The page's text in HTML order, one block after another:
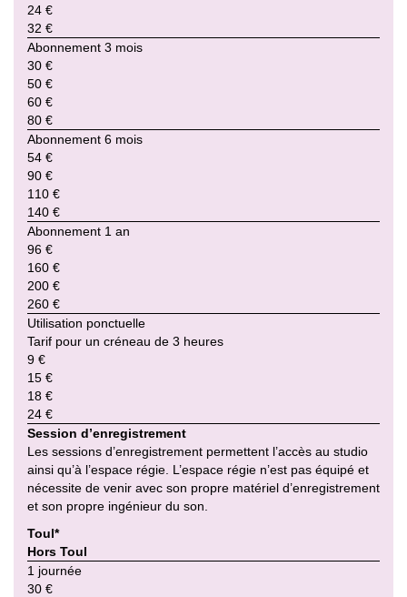
24 €
32 €
Abonnement 3 mois
30 €
50 €
60 €
80 €
Abonnement 6 mois
54 €
90 €
110 €
140 €
Abonnement 1 an
96 €
160 €
200 €
260 €
Utilisation ponctuelle
Tarif pour un créneau de 3 heures
9 €
15 €
18 €
24 €
Session d’enregistrement
Les sessions d’enregistrement permettent l’accès au studio
ainsi qu’à l’espace régie. L’espace régie n’est pas équipé et
nécessite de venir avec son propre matériel d’enregistrement
et son propre ingénieur du son.
Toul*
Hors Toul
1 journée
30 €